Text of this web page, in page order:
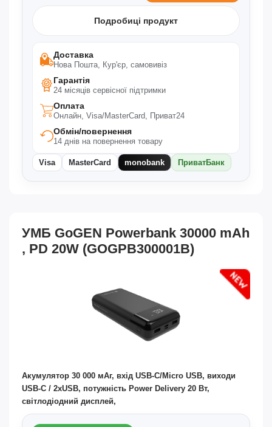
Подробиці продукт
Доставка
Нова Пошта, Кур'єр, самовивіз
Гарантія
24 місяців сервісної підтримки
Оплата
Онлайн, Visa/MasterCard, Приват24
Обмін/повернення
14 днів на повернення товару
Visa MasterCard monobank ПриватБанк
УМБ GoGEN Powerbank 30000 mAh
, PD 20W (GOGPB300001B)
Акумулятор 30 000 мАг, вхід USB-C/Micro USB, виходи
USB-C / 2xUSB, потужність Power Delivery 20 Вт,
світлодіодний дисплей,